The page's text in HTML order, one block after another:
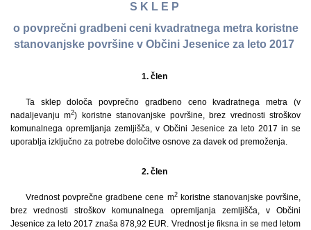
S K L E P
o povprečni gradbeni ceni kvadratnega metra koristne
stanovanjske površine v Občini Jesenice za leto 2017
1. člen
Ta sklep določa povprečno gradbeno ceno kvadratnega metra (v
nadaljevanju m2) koristne stanovanjske površine, brez vrednosti stroškov
komunalnega opremljanja zemljišča, v Občini Jesenice za leto 2017 in se
uporablja izključno za potrebe določitve osnove za davek od premoženja.
2. člen
Vrednost povprečne gradbene cene m2koristne stanovanjske površine,
brez vrednosti stroškov komunalnega opremljanja zemljišča, v Občini
Jesenice za leto 2017 znaša 878,92 EUR. Vrednost je fiksna in se med letom